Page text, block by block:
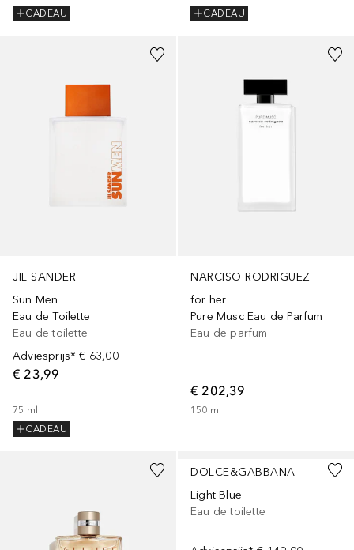
CADEAU
CADEAU
JIL SANDER
Sun Men
Eau de Toilette
Eau de toilette
Adviesprijs* € 63,00
€ 23,99
75 ml
CADEAU
NARCISO RODRIGUEZ
for her
Pure Musc Eau de Parfum
Eau de parfum
€ 202,39
150 ml
DOLCE&GABBANA
Light Blue
Eau de toilette